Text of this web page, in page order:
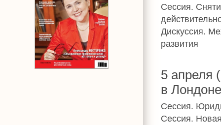
Сессия.
Дискуссия.
развития
5 апреля
в Лондоне
Сессия.
Сессия.